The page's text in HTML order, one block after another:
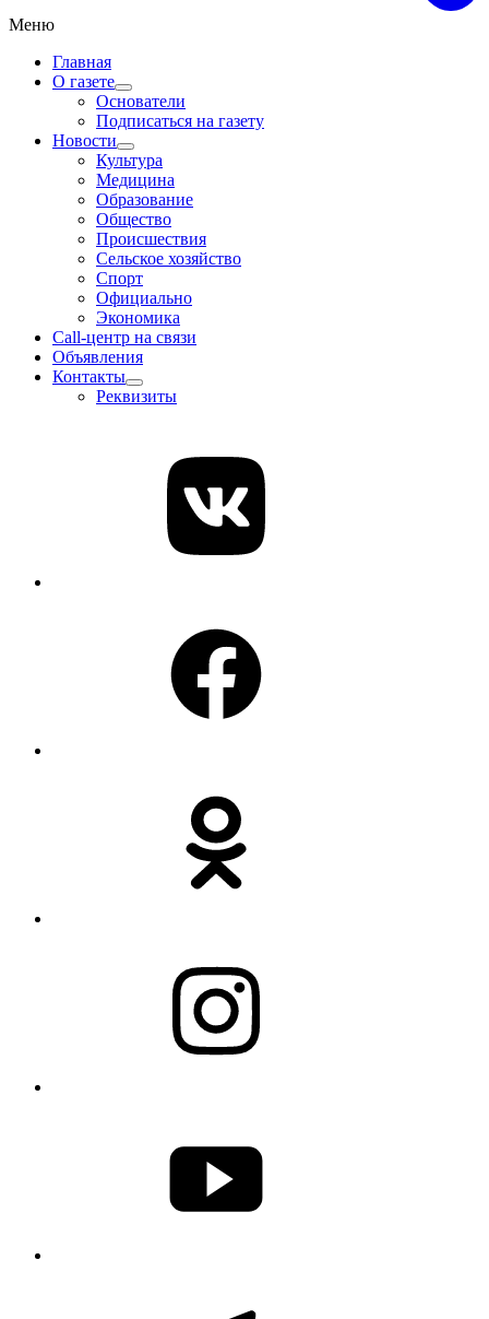
Меню
Главная
О газете
Основатели
Подписаться на газету
Новости
Культура
Медицина
Образование
Общество
Происшествия
Сельское хозяйство
Спорт
Официально
Экономика
Call-центр на связи
Объявления
Контакты
Реквизиты